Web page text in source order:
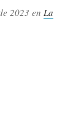
2023 enLa